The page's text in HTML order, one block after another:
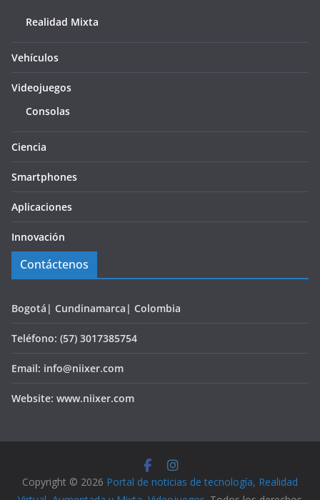
Realidad Mixta
Vehículos
Videojuegos
Consolas
Ciencia
Smartphones
Aplicaciones
Innovación
Contáctenos
Bogotá| Cundinamarca| Colombia
Teléfono: (57) 3017385754
Email: info@niixer.com
Website: www.niixer.com
Copyright © 2026 Portal de noticias de tecnología, Realidad